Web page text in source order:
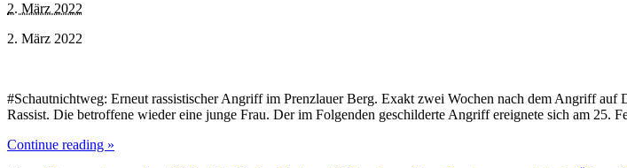
2. März 2022
2. März 2022
#Schautnichtweg: Erneut rassistischer Angriff im Prenzlauer Berg. Exakt zwei Wochen nach dem Angriff
Rassist. Die betroffene wieder eine junge Frau. Der im Folgenden geschilderte Angriff ereignete sich am 25.
Continue reading »